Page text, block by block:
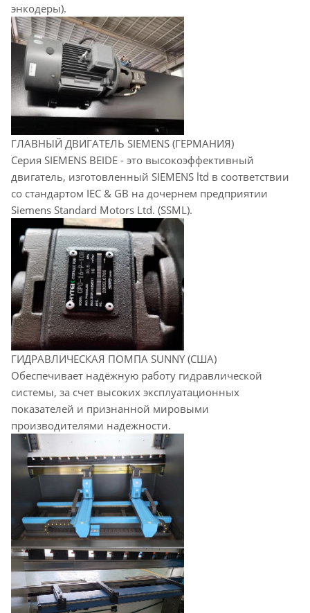
энкодеры).
ГЛАВНЫЙ ДВИГАТЕЛЬ SIEMENS (ГЕРМАНИЯ)
Серия SIEMENS BEIDE - это высокоэффективный
двигатель, изготовленный SIEMENS ltd в соответствии
со стандартом IEC & GB на дочернем предприятии
Siemens Standard Motors Ltd. (SSML).
ГИДРАВЛИЧЕСКАЯ ПОМПА SUNNY (США)
Обеспечивает надёжную работу гидравлической
системы, за счет высоких эксплуатационных
показателей и признанной мировыми
производителями надежности.